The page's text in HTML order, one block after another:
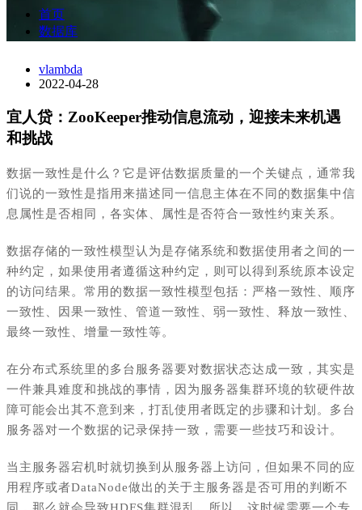
首页
数据库
vlambda
2022-04-28
宜人贷：ZooKeeper推动信息流动，迎接未来机遇
和挑战
数据一致性是什么？它是评估数据质量的一个关键点，通常我
们说的一致性是指用来描述同一信息主体在不同的数据集中信
息属性是否相同，各实体、属性是否符合一致性约束关系。
数据存储的一致性模型认为是存储系统和数据使用者之间的一
种约定，如果使用者遵循这种约定，则可以得到系统原本设定
的访问结果。常用的数据一致性模型包括：严格一致性、顺序
一致性、因果一致性、管道一致性、弱一致性、释放一致性、
最终一致性、增量一致性等。
在分布式系统里的多台服务器要对数据状态达成一致，其实是
一件兼具难度和挑战的事情，因为服务器集群环境的软硬件故
障可能会出其不意到来，打乱使用者既定的步骤和计划。多台
服务器对一个数据的记录保持一致，需要一些技巧和设计。
当主服务器宕机时就切换到从服务器上访问，但如果不同的应
用程序或者DataNode做出的关于主服务器是否可用的判断不